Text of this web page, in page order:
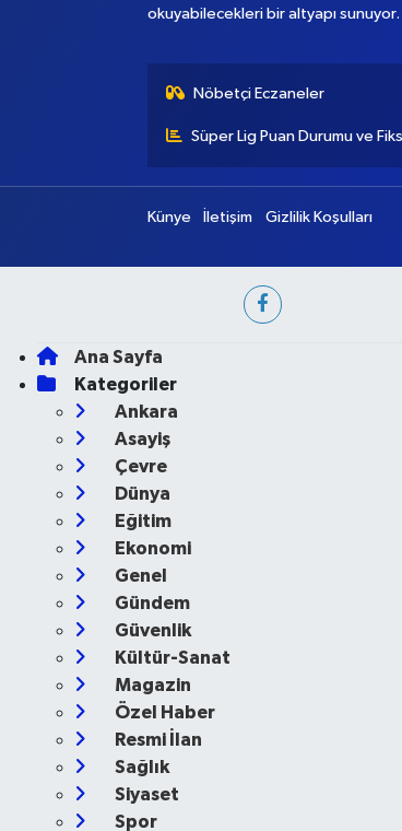
okuyabilecekleri bir altyapı sunuyor.
Nöbetçi Eczaneler
Süper Lig Puan Durumu ve
Künye İletişim Gizlilik Koşulları
Ana Sayfa
Kategoriler
Ankara
Asayiş
Çevre
Dünya
Eğitim
Ekonomi
Genel
Gündem
Güvenlik
Kültür-Sanat
Magazin
Özel Haber
Resmi İlan
Sağlık
Siyaset
Spor